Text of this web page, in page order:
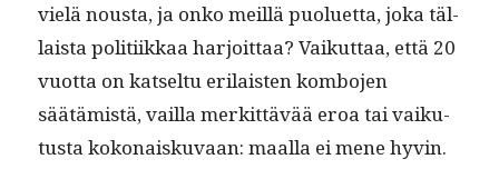
vielä nous­ta, ja onko meil­lä puoluet­ta, joka täl­
laista poli­ti­ikkaa har­joit­taa? Vaikut­taa, että 20
vuot­ta on kat­sel­tu eri­lais­ten kom­bo­jen
säätämistä, vail­la merkit­tävää eroa tai vaiku­
tus­ta kokon­aisku­vaan: maal­la ei mene hyvin.